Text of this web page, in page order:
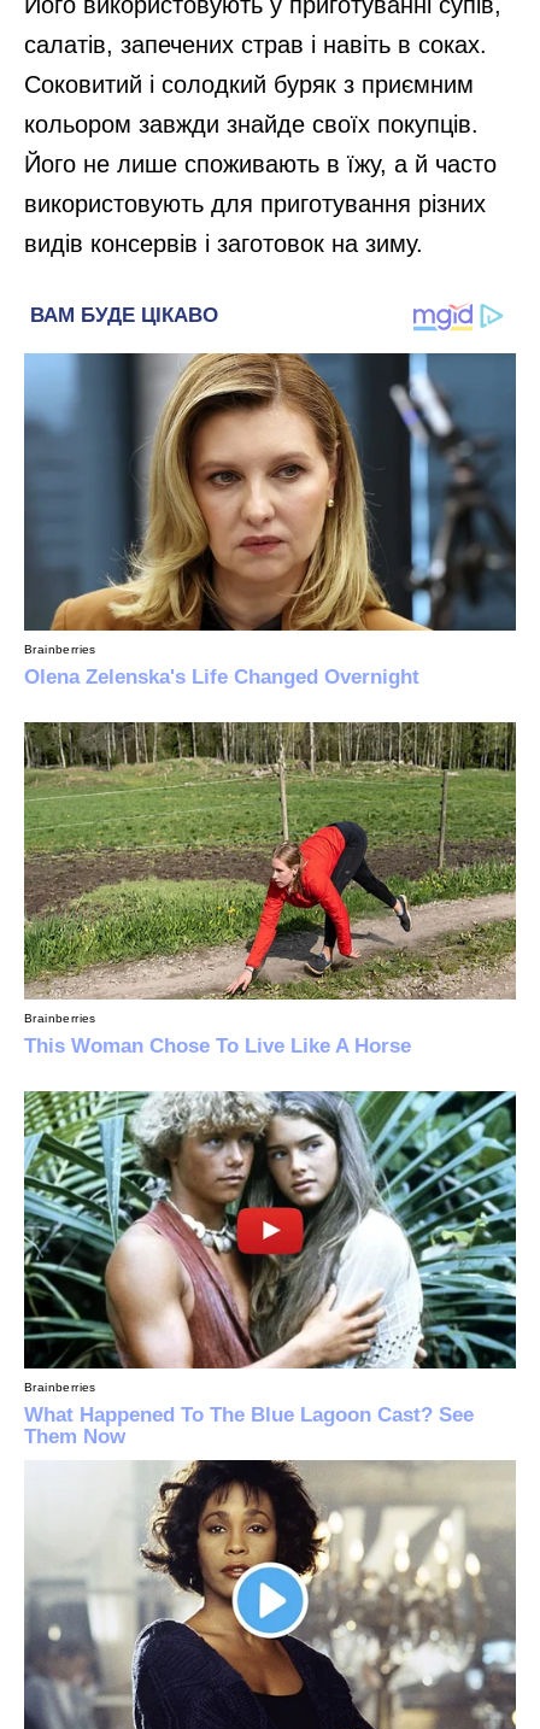
салатів, запечених страв і навіть в соках.
Соковитий і солодкий буряк з приємним
кольором завжди знайде своїх покупців.
Його не лише споживають в їжу, а й часто
використовують для приготування різних
видів консервів і заготовок на зиму.